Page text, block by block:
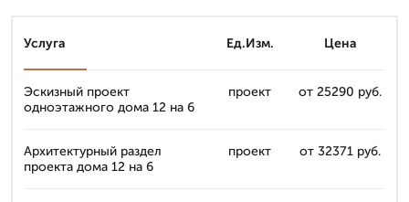
Услуга Ед.Изм. Цена
Эскизный проект
одноэтажного дома 12 на 6
проект от 25290 руб.
Архитектурный раздел
проекта дома 12 на 6
проект от 32371 руб.